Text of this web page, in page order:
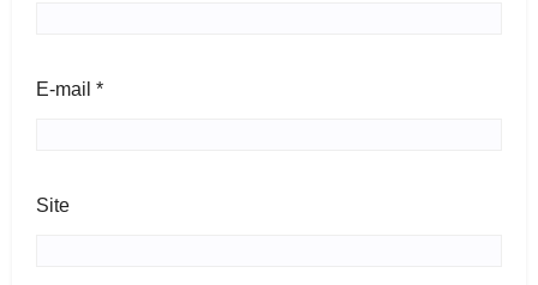
E-mail *
Site